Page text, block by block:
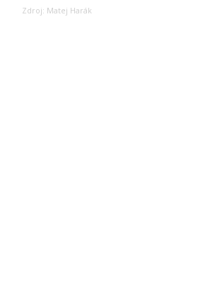
Zdroj: Matej Harák